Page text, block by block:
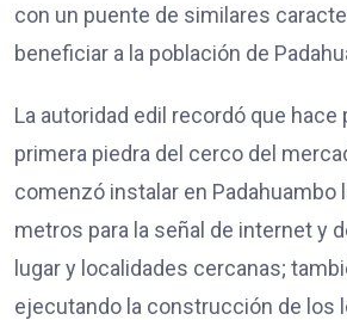
con un puente de similares
beneficiar a la población de
La autoridad edil recordó que hace
primera piedra del cerco del
comenzó instalar en Padahuambo
metros para la señal de internet y
lugar y localidades cercanas;
ejecutando la construcción de los